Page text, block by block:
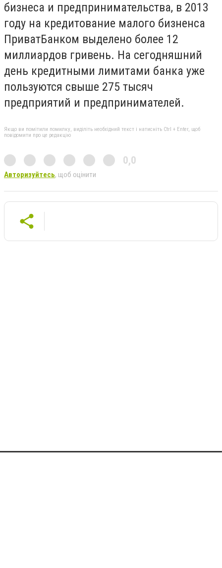
бизнеса и предпринимательства, в 2013
году на кредитование малого бизненса
ПриватБанком выделено более 12
миллиардов гривень. На сегодняшний
день кредитными лимитами банка уже
пользуются свыше 275 тысяч
предприятий и предпринимателей.
Якщо ви помітили помилку, виділіть необхідний текст і натисніть Ctrl + Enter, щоб
повідомити про це редакцію
0,0
Авторизуйтесь, щоб оцінити